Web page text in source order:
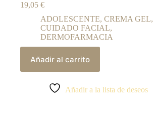
19,05 €
ADOLESCENTE, CREMA GEL,
CUIDADO FACIAL,
DERMOFARMACIA
Añadir al carrito
Añadir a la lista de deseos